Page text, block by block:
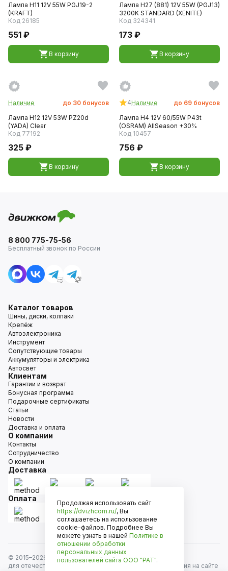
Лампа H11 12V 55W PGJ19-2
(KRAFT)
Код 26185
551 ₽
В корзину
Лампа H27 (881) 12V 55W (PGJ13)
3200K STANDARD (XENITE)
Код 324341
173 ₽
В корзину
Наличие до 30 бонусов
Лампа H12 12V 53W PZ20d
(YADA) Clear
Код 77192
325 ₽
В корзину
4Наличие до 69 бонусов
Лампа H4 12V 60/55W P43t
(OSRAM) AllSeason +30%
Код 10457
756 ₽
В корзину
8 800 775-75-56
Бесплатный звонок по России
Каталог товаров
Шины, диски, колпаки
Крепёж
Автоэлектроника
Инструмент
Сопутствующие товары
Аккумуляторы и электрика
Автосвет
Клиентам
Гарантии и возврат
Бонусная программа
Подарочные сертификаты
Статьи
Новости
Доставка и оплата
О компании
Контакты
Сотрудничество
О компании
Доставка
Оплата
© 2015–2026
Движком — сеть магазинов автозапчастей
для отечественных автомобилей и иномарок. Информация на сайте
Продолжая использовать сайт
https://dvizhcom.ru/, Вы
соглашаетесь на использование
cookie-файлов. Подробнее Вы
можете узнать в нашей Политике в
отношении обработки
персональных данных
пользователей сайта ООО "РАТ".